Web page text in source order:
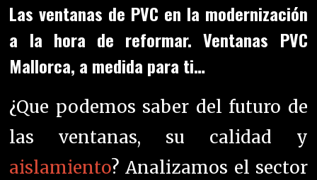
Las ventanas de PVC en la modernización
a la hora de reformar. Ventanas PVC
Mallorca, a medida para ti…
¿Que podemos saber del futuro de
las ventanas, su calidad y
aislamiento? Analizamos el sector